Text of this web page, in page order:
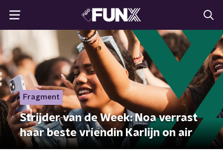
Fragment
Strijder van de Week: Noa verrast
haar beste vriendin Karlijn on air